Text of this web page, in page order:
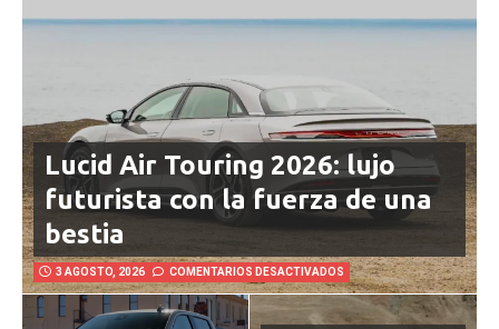
Lucid Air Touring 2026: lujo
futurista con la fuerza de una
bestia
3 AGOSTO, 2026 COMENTARIOS DESACTIVADOS